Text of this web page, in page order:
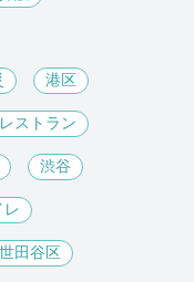
港区
ストラン
渋谷
世田谷区